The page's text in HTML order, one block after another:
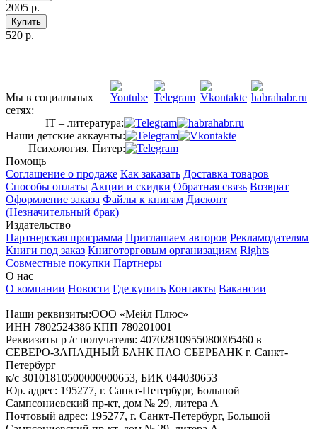
2005 р.
Купить
520 р.
Мы в социальных
сетях:
IT – литература:
Наши детские аккаунты:
Психология. Питер:
Помощь
Соглашение о продаже Как заказать Доставка товаров
Способы оплаты Акции и скидки Обратная связь Возврат
Оформление заказа Файлы к книгам Дисконт
(Незначительный брак)
Издательство
Партнерская программа Приглашаем авторов Рекламодателям
Книги под заказ Книготорговым организациям Rights
Совместные покупки Партнеры
О нас
О компании Новости Где купить Контакты Вакансии
Наши реквизиты:ООО «Мейл Плюс»
ИНН 7802524386 КПП 780201001
Реквизиты р /с получателя: 40702810955080005460 в
СЕВЕРО-ЗАПАДНЫЙ БАНК ПАО СБЕРБАНК г. Санкт-
Петербург
к/с 30101810500000000653, БИК 044030653
Юр. адрес: 195277, г. Санкт-Петербург, Большой
Сампсониевский пр-кт, дом № 29, литера А
Почтовый адрес: 195277, г. Санкт-Петербург, Большой